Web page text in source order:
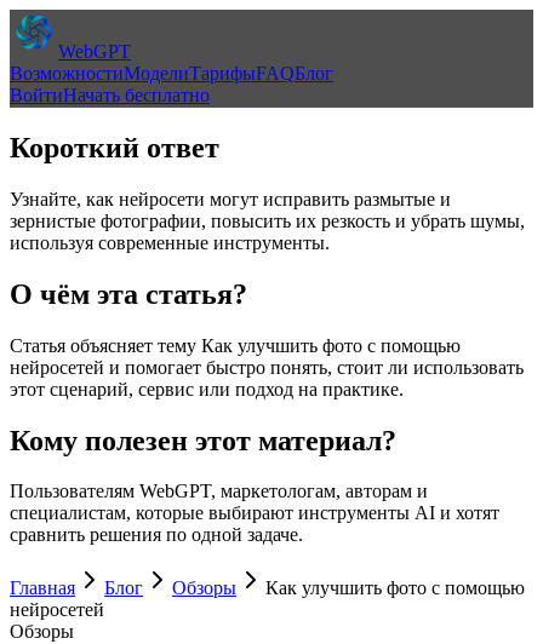
WebGPT
ВозможностиМоделиТарифыFAQБлог
ВойтиНачать бесплатно
Короткий ответ
Узнайте, как нейросети могут исправить размытые и
зернистые фотографии, повысить их резкость и убрать шумы,
используя современные инструменты.
О чём эта статья?
Статья объясняет тему Как улучшить фото с помощью
нейросетей и помогает быстро понять, стоит ли использовать
этот сценарий, сервис или подход на практике.
Кому полезен этот материал?
Пользователям WebGPT, маркетологам, авторам и
специалистам, которые выбирают инструменты AI и хотят
сравнить решения по одной задаче.
Главная Блог Обзоры
Как улучшить фото с помощью
нейросетей
Обзоры